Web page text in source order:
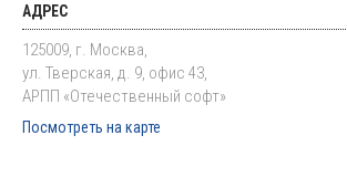
АДРЕС
125009, г. Москва,
ул. Тверская, д. 9, офис 43,
АРПП «Отечественный софт»
Посмотреть на карте